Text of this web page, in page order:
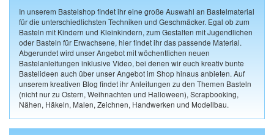
In unserem Bastelshop findet ihr eine große Auswahl an Bastelmaterial
für die unterschiedlichsten Techniken und Geschmäcker. Egal ob zum
Basteln mit Kindern und Kleinkindern, zum Gestalten mit Jugendlichen
oder Basteln für Erwachsene, hier findet ihr das passende Material.
Abgerundet wird unser Angebot mit wöchentlichen neuen
Bastelanleitungen inklusive Video, bei denen wir euch kreativ bunte
Bastelideen auch über unser Angebot im Shop hinaus anbieten. Auf
unserem kreativen Blog findet ihr Anleitungen zu den Themen Basteln
(nicht nur zu Ostern, Weihnachten und Halloween), Scrapbooking,
Nähen, Häkeln, Malen, Zeichnen, Handwerken und Modellbau.